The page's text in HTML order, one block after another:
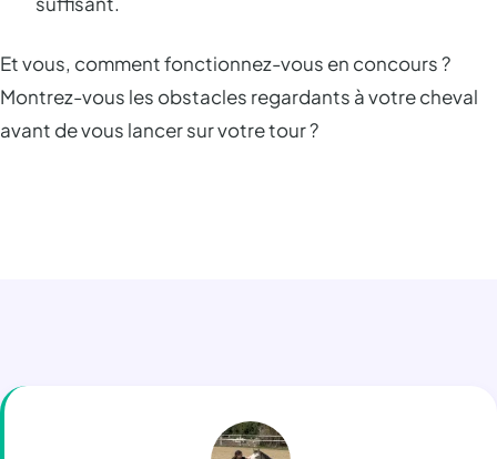
Et vous, comment fonctionnez-vous en concours ?
Montrez-vous les obstacles regardants à votre cheval
avant de vous lancer sur votre tour ?